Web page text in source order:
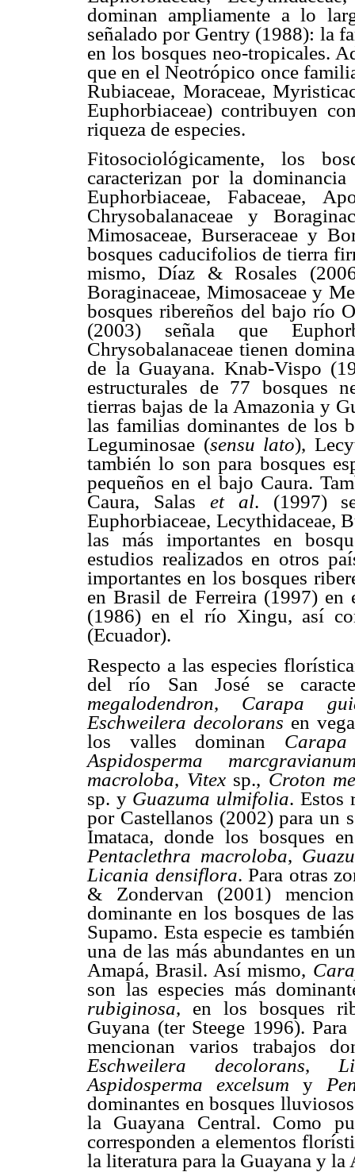
dominan ampliamente a lo
señalado por Gentry (1988): la
en los bosques neo-tropicales.
que en el Neotrópico once
Rubiaceae, Moraceae,
Euphorbiaceae) contribuyen
riqueza de especies.
Fitosociológicamente, los
caracterizan por la
Euphorbiaceae, Fabaceae,
Chrysobalanaceae y
Mimosaceae, Burseraceae y
bosques caducifolios de tierra
mismo, Díaz & Rosales
Boraginaceae, Mimosaceae y
bosques ribereños del bajo río
(2003) señala que
Chrysobalanaceae tienen
de la Guayana. Knab-Vispo
estructurales de 77 bosques
tierras bajas de la Amazonia y
las familias dominantes de los
Leguminosae (sensu lato),
también lo son para bosques
pequeños en el bajo Caura.
Caura, Salas et al. (1997)
Euphorbiaceae, Lecythidaceae,
las más importantes en
estudios realizados en otros
importantes en los bosques
en Brasil de Ferreira (1997)
(1986) en el río Xingu, así
(Ecuador).
Respecto a las especies
del río San José se
megalodendron, Carapa
Eschweilera decolorans en
los valles dominan
Aspidosperma
macroloba, Vitex sp., Croton
sp. y Guazuma ulmifolia. Estos
por Castellanos (2002) para un
Imataca, donde los bosques
Pentaclethra macroloba,
Licania densiflora. Para otras
& Zondervan (2001)
dominante en los bosques de
Supamo. Esta especie es
una de las más abundantes en
Amapá, Brasil. Así mismo,
son las especies más
rubiginosa, en los bosques
Guyana (ter Steege 1996).
mencionan varios trabajos
Eschweilera decolorans,
Aspidosperma excelsum y
dominantes en bosques llu
la Guayana Central. Como
corresponden a elementos
la literatura para la Guayana y la